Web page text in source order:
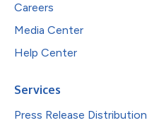
Careers
Media Center
Help Center
Services
Press Release Distribution